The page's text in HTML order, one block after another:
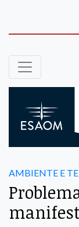
AMBIENTE E